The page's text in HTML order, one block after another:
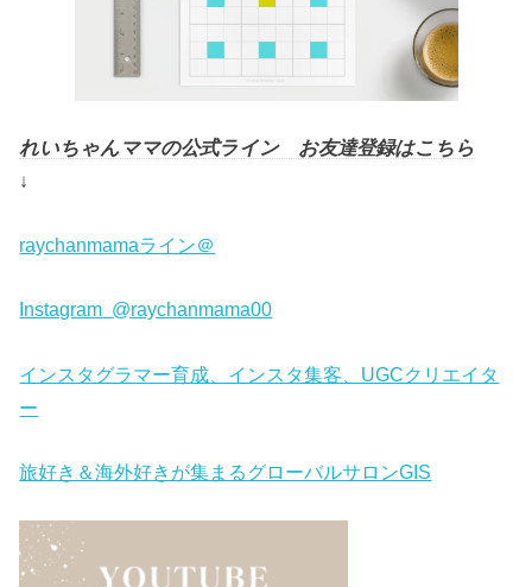
れいちゃんママの公式ライン お友達登録はこちら
↓
raychanmamaライン＠
Instagram @raychanmama00
インスタグラマー育成、インスタ集客、UGCクリエイタ
ー
旅好き＆海外好きが集まるグローバルサロンGIS